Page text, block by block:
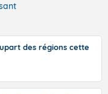
des régions cette